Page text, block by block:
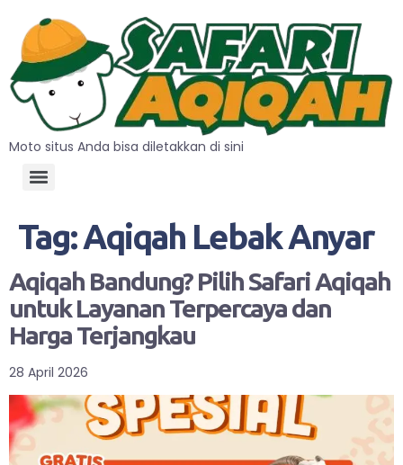
Moto situs Anda bisa diletakkan di sini
Tag:Aqiqah Lebak Anyar
Aqiqah Bandung? Pilih Safari Aqiqah
untuk Layanan Terpercaya dan
Harga Terjangkau
28 April 2026